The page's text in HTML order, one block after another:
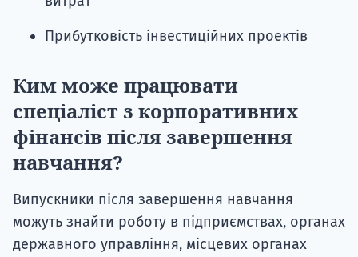
Прибутковість інвестиційних проектів
Ким може працювати
спеціаліст з корпоративних
фінансів після завершення
навчання?
Випускники після завершення навчання
можуть знайти роботу в підприємствах, органах
державного управління, місцевих органах